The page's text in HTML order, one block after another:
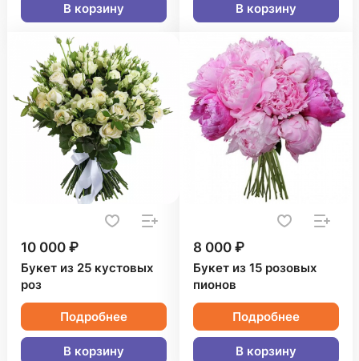
В корзину В корзину
10 000 ₽
Букет из 25 кустовых
роз
Подробнее
В корзину
8 000 ₽
Букет из 15 розовых
пионов
Подробнее
В корзину